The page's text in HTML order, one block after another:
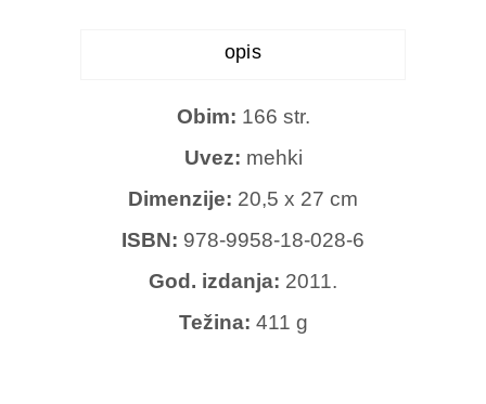
opis
Obim: 166 str.
Uvez: mehki
Dimenzije: 20,5 x 27 cm
ISBN: 978-9958-18-028-6
God. izdanja: 2011.
Težina: 411 g